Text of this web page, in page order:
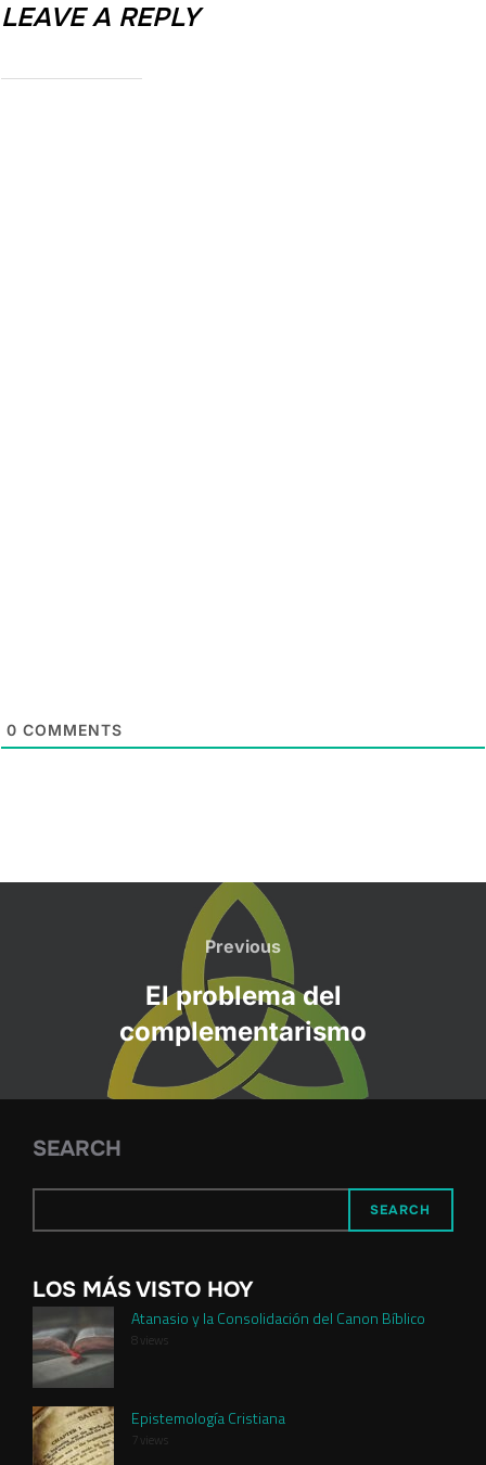
LEAVE A REPLY
0 COMMENTS
Previous
Previous
El problema del
complementarismo
SEARCH
SEARCH
LOS MÁS VISTO HOY
Atanasio y la Consolidación del Canon Bíblico
8 views
Epistemología Cristiana
7 views